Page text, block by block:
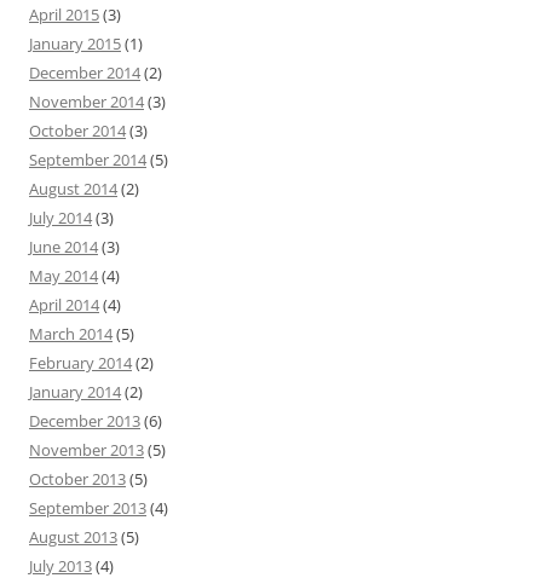
April 2015(3)
January 2015(1)
December 2014(2)
November 2014(3)
October 2014(3)
September 2014(5)
August 2014(2)
July 2014(3)
June 2014(3)
May 2014(4)
April 2014(4)
March 2014(5)
February 2014(2)
January 2014(2)
December 2013(6)
November 2013(5)
October 2013(5)
September 2013(4)
August 2013(5)
July 2013(4)